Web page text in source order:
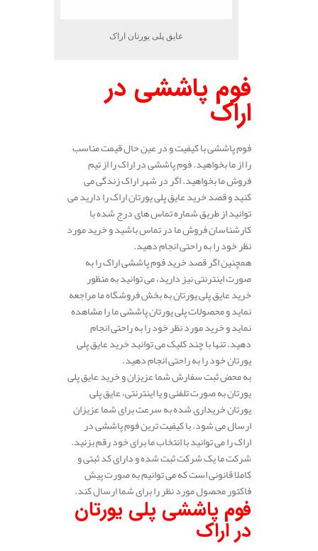
عایق پلی یورتان اراک
فوم پاششی در
اراک
فوم پاششی با کیفیت و در عین حال قیمت مناسب
را از ما بخواهید. فوم پاششی در اراک را از تیم
فروش ما بخواهید. اگر در شهر اراک زندگی می
کنید و قصد خرید عایق پلی یورتان اراک را دارید می
توانید از طریق شماره تماس های درج شده با
کارشناسان فروش ما در تماس باشید و خرید مورد
نظر خود را به راحتی انجام دهید.
همچنین اگر قصد خرید فوم پاششی اراک را به
صورت اینترنتی نیز دارید، می توانید به منظور
خرید عایق پلی یورتان به بخش فروشگاه ما مراجعه
نماید و محصولات پلی یورتان پاششی ما را مشاهده
نماید و خرید مورد نظر خود را به راحتی انجام
دهید. تنها با چند کلیک می توانید خرید عایق پلی
یورتان خود را به راحتی انجام دهید.
به محض ثبت سفارش شما عزیزان و خرید عایق پلی
یورتان به صورت تلفنی و یا اینترنتی، عایق پلی
یورتان خریداری شده به سرعت برای شما عزیزان
ارسال می شود. با کیفیت ترین فوم پاششی در
اراک را می توانید با انتخاب ما برای خود رقم بزنید.
شرکت ما یک شرکت ثبت شده و دارای کد ثبتی و
کاملا قانونی است که می توانیم به صورت پیش
فاکتور محصول مورد نظر را برای شما ارسال کند.
فوم پاششی پلی یورتان
در اراک